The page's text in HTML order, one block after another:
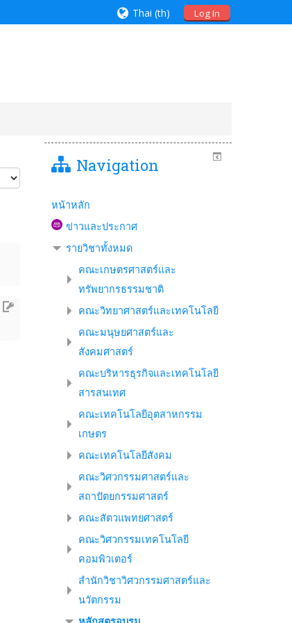
Log In
Thai ‎(th)‎
Navigation
หน้าหลัก
ข่าวและประกาศ
รายวิชาทั้งหมด
คณะเกษตรศาสตร์และ
ทรัพยากรธรรมชาติ
คณะวิทยาศาสตร์และเทคโนโลยี
คณะมนุษยศาสตร์และ
สังคมศาสตร์
คณะบริหารธุรกิจและเทคโนโลยี
สารสนเทศ
คณะเทคโนโลยีอุตสาหกรรม
เกษตร
คณะเทคโนโลยีสังคม
คณะวิศวกรรมศาสตร์และ
สถาปัตยกรรมศาสตร์
คณะสัตวแพทยศาสตร์
คณะวิศวกรรมเทคโนโลยี
คอมพิวเตอร์
สำนักวิชาวิศวกรรมศาสตร์และ
นวัตกรรม